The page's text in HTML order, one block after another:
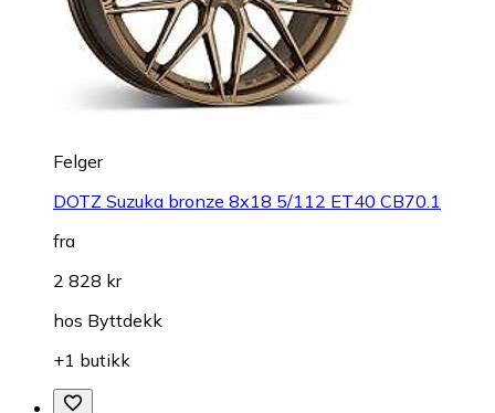
Felger
DOTZ Suzuka bronze 8x18 5/112 ET40 CB70.1
fra
2 828 kr
hos Byttdekk
+1 butikk